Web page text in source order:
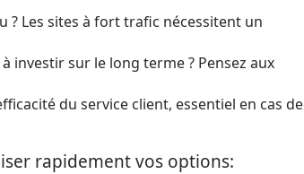
? Les sites à fort trafic nécessitent un
investir sur le long terme ? Pensez aux
du service client, essentiel en cas de
rapidement vos options: